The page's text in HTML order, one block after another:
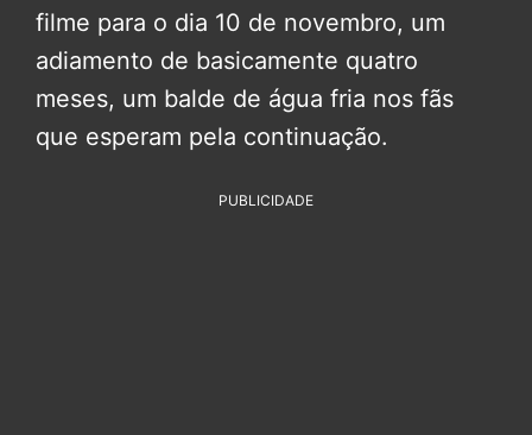
filme para o dia 10 de novembro, um
adiamento de basicamente quatro
meses, um balde de água fria nos fãs
que esperam pela continuação.
PUBLICIDADE